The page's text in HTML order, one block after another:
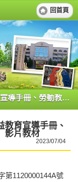
回首頁
勞動部「職場高手秘笈」勞動權益教育宣導手冊、勞動教育舞臺劇「打工完全攻略」影片教材
教育宣導手冊、
影片教材
2023/07/04
第1120000144A號